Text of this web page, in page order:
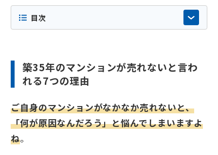
目次
築35年のマンションが売れないと言わ
れる7つの理由
ご自身のマンションがなかなか売れないと、
「何が原因なんだろう」と悩んでしまいますよ
ね。